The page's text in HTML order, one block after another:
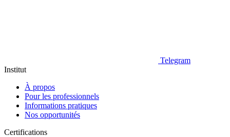
Telegram
Institut
À propos
Pour les professionnels
Informations pratiques
Nos opportunités
Certifications